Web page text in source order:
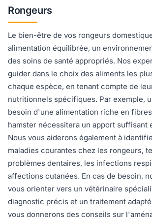
Rongeurs
Le bien-être de vos rongeurs
alimentation équilibrée, un
des soins de santé appropriés. Nos
guider dans le choix des aliments les
chaque espèce, en tenant compte de
nutritionnels spécifiques. Par exemple,
besoin d'une alimentation riche en
hamster nécessitera un apport suffisant
Nous vous aiderons également à
maladies courantes chez les rongeurs,
problèmes dentaires, les infections
affections cutanées. En cas de besoin,
vous orienter vers un vétérinaire
diagnostic précis et un traitement
vous donnerons des conseils sur